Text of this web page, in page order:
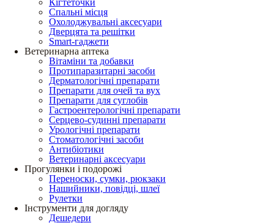
Кігтеточки
Спальні місця
Охолоджувальні аксесуари
Дверцята та решітки
Smart-гаджети
Ветеринарна аптека
Вітаміни та добавки
Протипаразитарні засоби
Дерматологічні препарати
Препарати для очей та вух
Препарати для суглобів
Гастроентерологічні препарати
Серцево-судинні препарати
Урологічні препарати
Стоматологічні засоби
Антибіотики
Ветеринарні аксесуари
Прогулянки і подорожі
Переноски, сумки, рюкзаки
Нашийники, повідці, шлеї
Рулетки
Інструменти для догляду
Дешедери